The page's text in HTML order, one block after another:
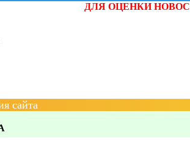
ДЛЯ ОЦЕНКИ
сайта